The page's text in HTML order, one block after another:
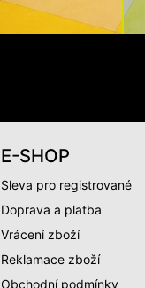
E-SHOP
Sleva pro registrované
Doprava a platba
Vrácení zboží
Reklamace zboží
Obchodní podmínky